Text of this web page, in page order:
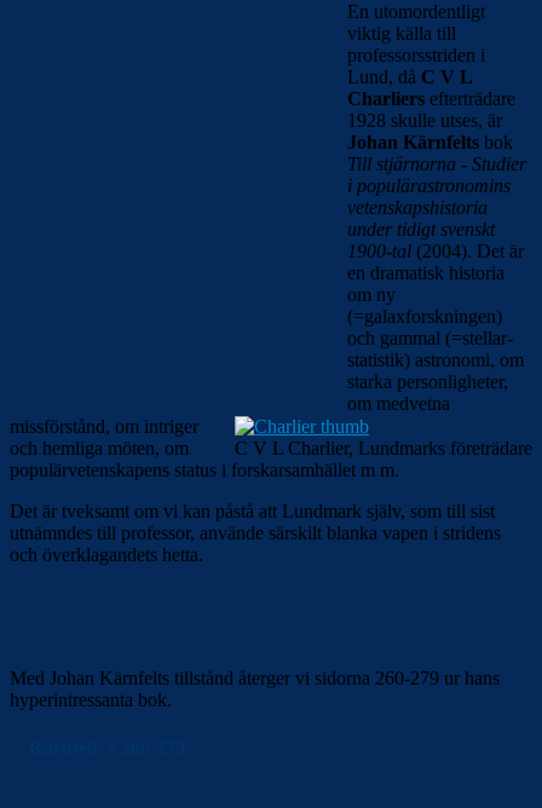
C V L Charlier, Lundmarks företrädare
En utomordentligt
viktig källa till
professorsstriden i
Lund, då C V L
Charliers efterträdare
1928 skulle utses, är
Johan Kärnfelts bok
Till stjärnorna - Studier
i populärastronomins
vetenskapshistoria
under tidigt svenskt
1900-tal (2004). Det är
en dramatisk historia
om ny
(=galaxforskningen)
och gammal (=stellar­
statistik) astronomi, om
starka personligheter,
om medvetna
missförstånd, om intriger
och hemliga möten, om
populärvetenskapens status i forskarsamhället m m.
Det är tveksamt om vi kan påstå att Lundmark själv, som till sist
utnämndes till professor, använde särskilt blanka vapen i stridens
och överklagandets hetta.
Med Johan Kärnfelts tillstånd återger vi sidorna 260-279 ur hans
hyperintressanta bok.